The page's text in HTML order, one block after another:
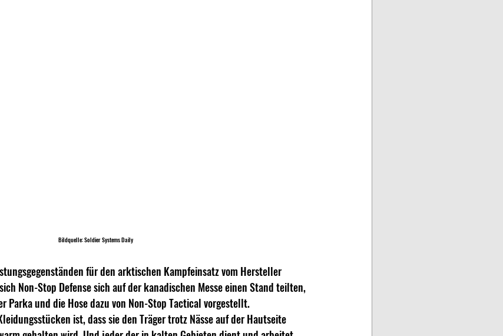
Bildquelle: Soldier Systems Daily
für den arktischen Kampfeinsatz vom Hersteller
Non-Stop Defense sich auf der kanadischen Messe einen Stand teilten,
und die Hose dazu von Non-Stop Tactical vorgestellt.
ist, dass sie den Träger trotz Nässe auf der Hautseite